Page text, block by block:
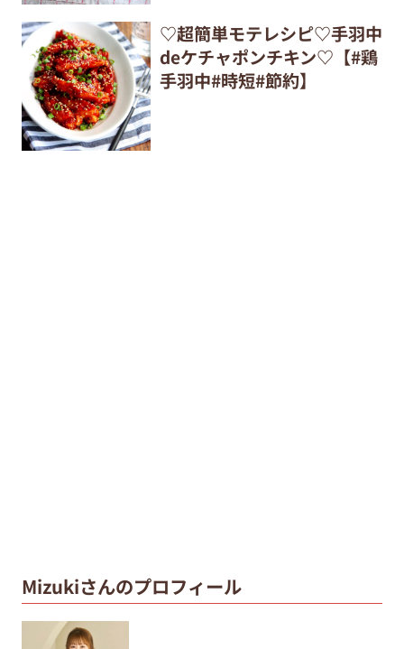
♡超簡単モテレシピ♡手羽中
deケチャポンチキン♡【#鶏
手羽中#時短#節約】
Mizukiさんのプロフィール